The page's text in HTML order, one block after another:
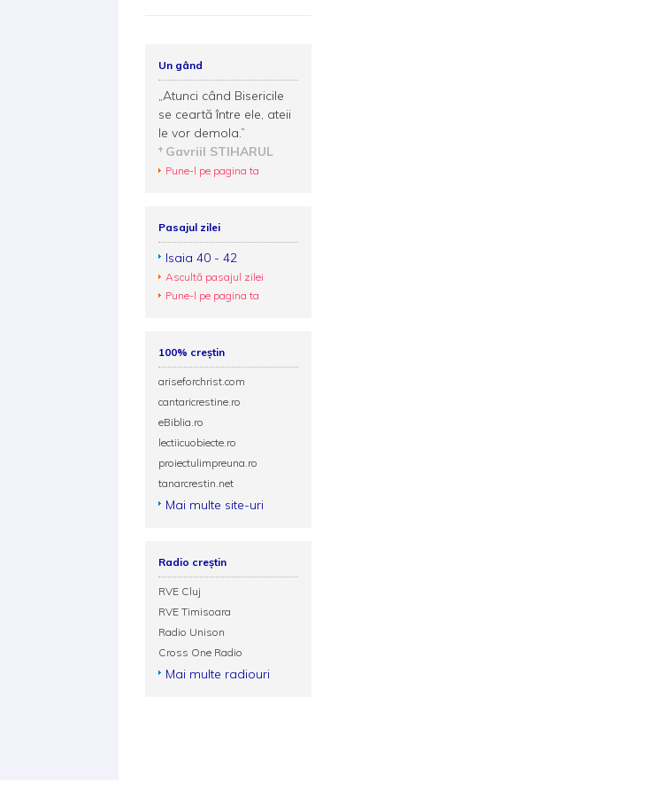
Un gând
„Atunci când Bisericile
se ceartă între ele, ateii
le vor demola.”
Gavriil STIHARUL
Pune-l pe pagina ta
Pasajul zilei
Isaia 40 - 42
Ascultă pasajul zilei
Pune-l pe pagina ta
100% creștin
ariseforchrist.com
cantaricrestine.ro
eBiblia.ro
lectiicuobiecte.ro
proiectulimpreuna.ro
tanarcrestin.net
Mai multe site-uri
Radio creștin
RVE Cluj
RVE Timisoara
Radio Unison
Cross One Radio
Mai multe radiouri